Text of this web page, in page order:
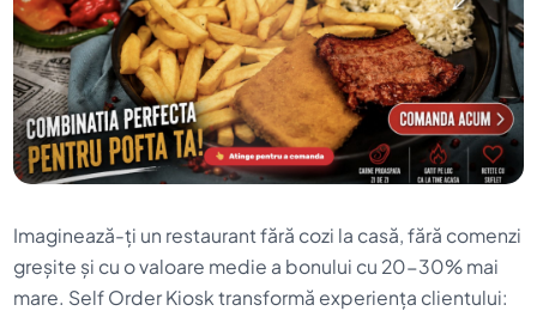
Imaginează-ți un restaurant fără cozi la casă, fără comenzi
greșite și cu o valoare medie a bonului cu 20-30% mai
mare. Self Order Kiosk transformă experiența clientului: